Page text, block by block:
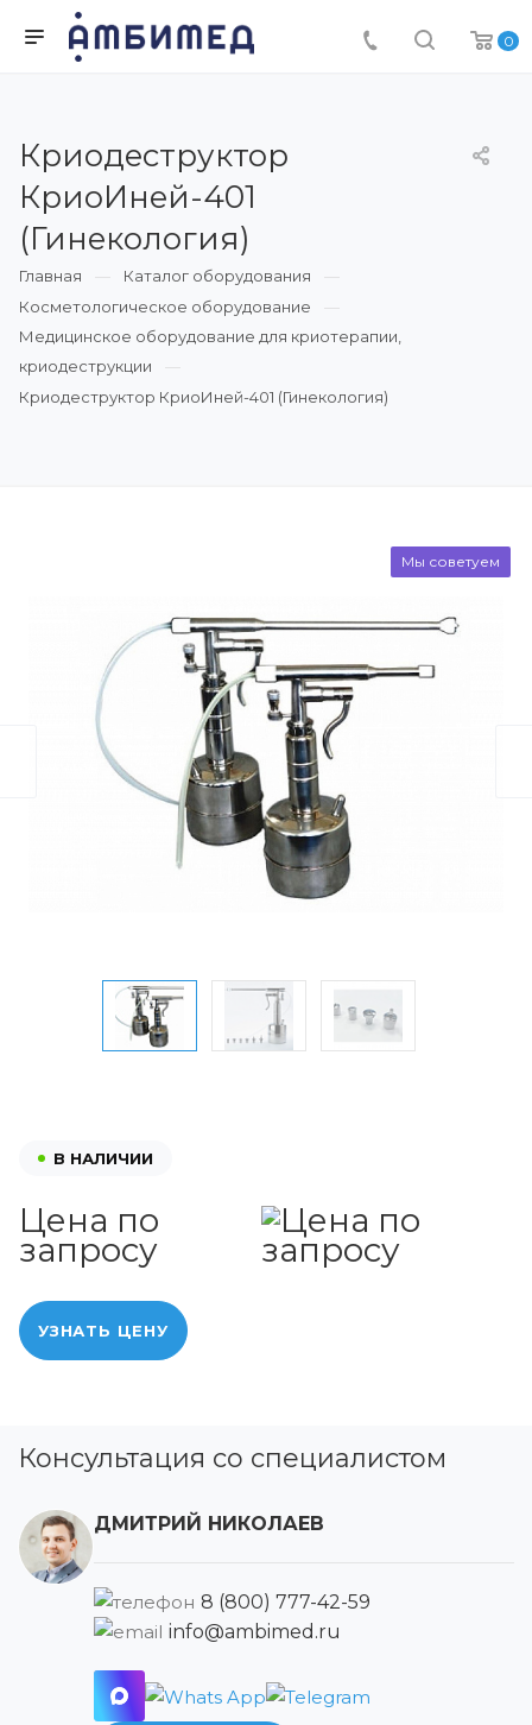
0
Криодеструктор
КриоИней-401
(Гинекология)
Главная
Каталог оборудования
Косметологическое оборудование
Медицинское оборудование для криотерапии,
криодеструкции
Криодеструктор КриоИней-401 (Гинекология)
Мы советуем
В НАЛИЧИИ
Цена по
запросу
УЗНАТЬ ЦЕНУ
Консультация со специалистом
ДМИТРИЙ НИКОЛАЕВ
8 (800) 777-42-59
info@ambimed.ru